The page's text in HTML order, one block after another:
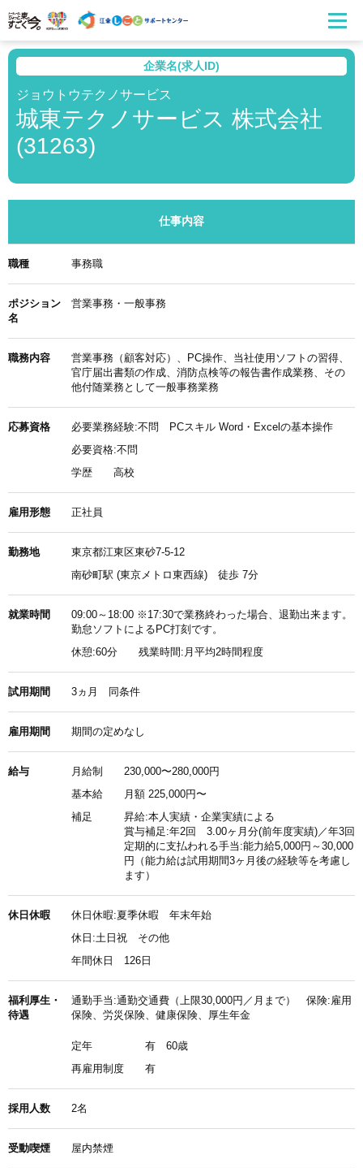
企業名(求人ID)
ジョウトウテクノサービス
城東テクノサービス 株式会社
(31263)
仕事内容
職種 事務職
ポジション
名
営業事務・一般事務
職務内容
営業事務（顧客対応）、PC操作、当社使用ソフトの習得、
官庁届出書類の作成、消防点検等の報告書作成業務、その
他付随業務として一般事務業務
応募資格
必要業務経験:不問 PCスキル Word・Excelの基本操作
必要資格:不問
学歴
高校
雇用形態 正社員
勤務地
東京都江東区東砂7-5-12
南砂町駅 (東京メトロ東西線) 徒歩 7分
就業時間
09:00～18:00 ※17:30で業務終わった場合、退勤出来ます。
勤怠ソフトによるPC打刻です。
休憩:60分 残業時間:月平均2時間程度
試用期間 3ヵ月 同条件
雇用期間 期間の定めなし
給与 月給制
230,000〜280,000円
基本給
月額 225,000円〜
補足
昇給:本人実績・企業実績による
賞与補足:年2回 3.00ヶ月分(前年度実績)／年3回
定期的に支払われる手当:能力給5,000円～30,000
円（能力給は試用期間3ヶ月後の経験等を考慮し
ます）
休日休暇
休日休暇:夏季休暇 年末年始
休日:土日祝 その他
年間休日 126日
福利厚生・
待遇
通勤手当:通勤交通費（上限30,000円／月まで） 保険:雇用
保険、労災保険、健康保険、厚生年金
定年
有 60歳
再雇用制度
有
採用人数 2名
受動喫煙 屋内禁煙